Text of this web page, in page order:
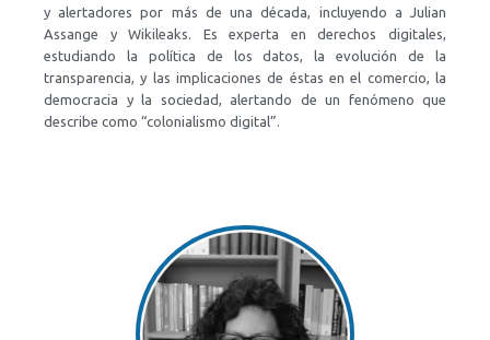
y alertadores por más de una década, incluyendo a Julian
Assange y Wikileaks. Es experta en derechos digitales,
estudiando la política de los datos, la evolución de la
transparencia, y las implicaciones de éstas en el comercio, la
democracia y la sociedad, alertando de un fenómeno que
describe como “colonialismo digital”.